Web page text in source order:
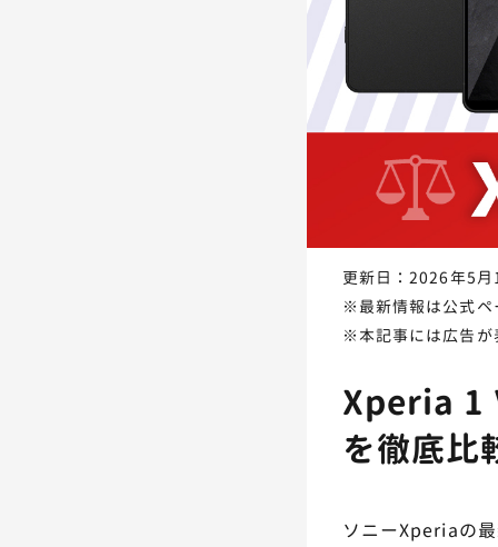
更新日：2026年5月
※最新情報は公式ペ
※本記事には広告が
Xperia 1
を徹底比
ソニーXperiaの